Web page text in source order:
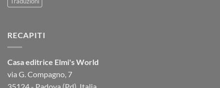
RECAPITI
Casa editrice Elmi's World
via G. Compagno, 7
35124 - Padova (Pd), Italia